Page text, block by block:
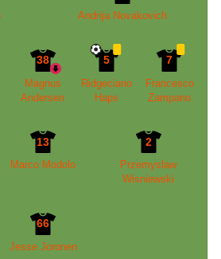
Andrija Novakovich
38
Magnus
Andersen
5
Ridgeciano
Haps
7
Francesco
Zampano
13
Marco Modolo
2
Przemyslaw
Wisniewski
66
Jesse Joronen